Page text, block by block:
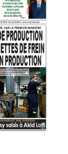
Aïn Temouchent : plus de 300 projets de développement sectoriel en cours de réalisation